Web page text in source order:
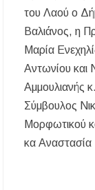
του Λαού ο
Βαλιάνος, η
Μαρία
Αντωνίου και
Αμμουλιανής
Σύμβουλος
Μορφωτικού
κα Αναστασία